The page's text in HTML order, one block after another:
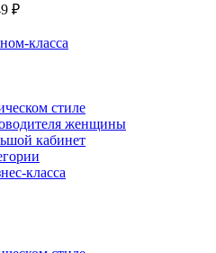
₽
класса
стиле
женщины
кабинет
класса